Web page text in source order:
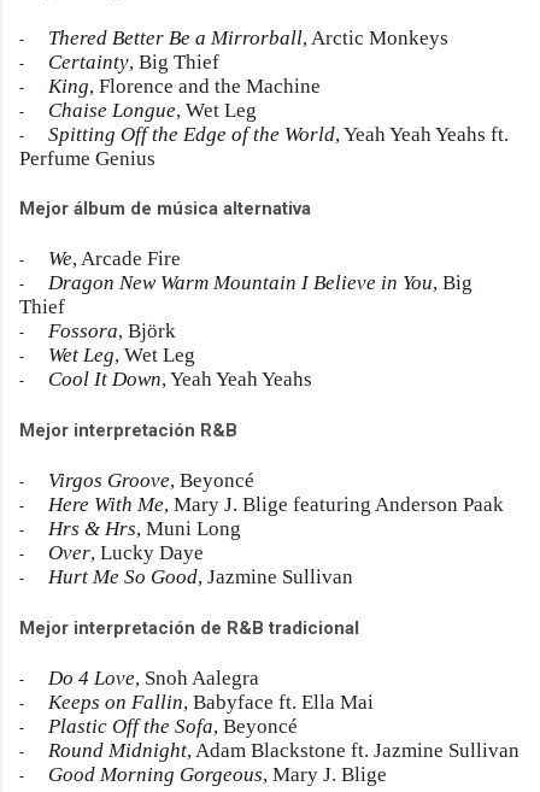
- Thered Better Be a Mirrorball, Arctic Monkeys
- Certainty, Big Thief
- King, Florence and the Machine
- Chaise Longue, Wet Leg
- Spitting Off the Edge of the World, Yeah Yeah Yeahs ft.
Perfume Genius
Mejor álbum de música alternativa
- We, Arcade Fire
- Dragon New Warm Mountain I Believe in You, Big
Thief
- Fossora, Björk
- Wet Leg, Wet Leg
- Cool It Down, Yeah Yeah Yeahs
Mejor interpretación R&B
- Virgos Groove, Beyoncé
- Here With Me, Mary J. Blige featuring Anderson Paak
- Hrs & Hrs, Muni Long
- Over, Lucky Daye
- Hurt Me So Good, Jazmine Sullivan
Mejor interpretación de R&B tradicional
- Do 4 Love, Snoh Aalegra
- Keeps on Fallin, Babyface ft. Ella Mai
- Plastic Off the Sofa, Beyoncé
- Round Midnight, Adam Blackstone ft. Jazmine Sullivan
- Good Morning Gorgeous, Mary J. Blige